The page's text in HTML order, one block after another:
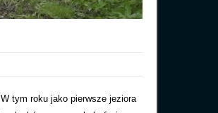
tym roku jako pierwsze jeziora